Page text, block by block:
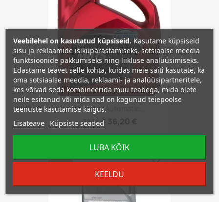
MPM ATF Automatic...
38,10 €
−5% favorite_border
Veebilehel on kasutatud küpsiseid.Kasutame küpsiseid
sisu ja reklaamide isikupärastamiseks, sotsiaalse meedia
funktsioonide pakkumiseks ning liikluse analüüsimiseks.
Edastame teavet selle kohta, kuidas meie saiti kasutate, ka
oma sotsiaalse meedia, reklaami- ja analüüsipartneritele,
kes võivad seda kombineerida muu teabega, mida olete
neile esitanud või mida nad on kogunud teiepoolse
teenuste kasutamise käigus.
Lisateave Küpsiste seaded
KEELDU
LUBA KÕIK